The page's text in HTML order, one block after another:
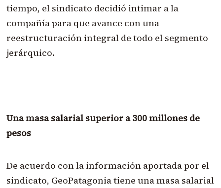
tiempo, el sindicato decidió intimar a la
compañía para que avance con una
reestructuración integral de todo el segmento
jerárquico.
Una masa salarial superior a 300 millones de
pesos
De acuerdo con la información aportada por el
sindicato, GeoPatagonia tiene una masa salarial